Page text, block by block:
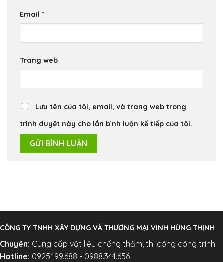
Email *
Trang web
Lưu tên của tôi, email, và trang web trong
trình duyệt này cho lần bình luận kế tiếp của tôi.
CÔNG TY TNHH XÂY DỰNG VÀ THƯƠNG MẠI VINH HÙNG THỊNH
Chuyên: Cung cấp vật liệu chống thấm, thi công công trình
Hotline: 0925.199.688 - 0988.344.656